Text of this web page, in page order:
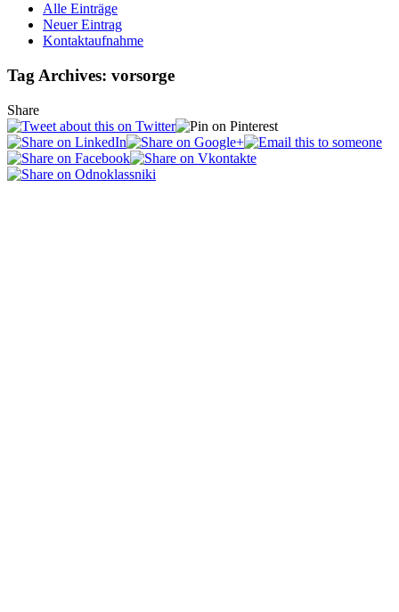
Alle Einträge
Neuer Eintrag
Kontaktaufnahme
Tag Archives: vorsorge
Share